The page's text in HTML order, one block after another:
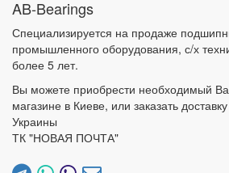
AB-Bearings
Специализируется на продаже
промышленного оборудования, с/х
более 5 лет.
Вы можете приобрести необходимый
магазине в Киеве, или заказать
Украины
ТК "НОВАЯ ПОЧТА"